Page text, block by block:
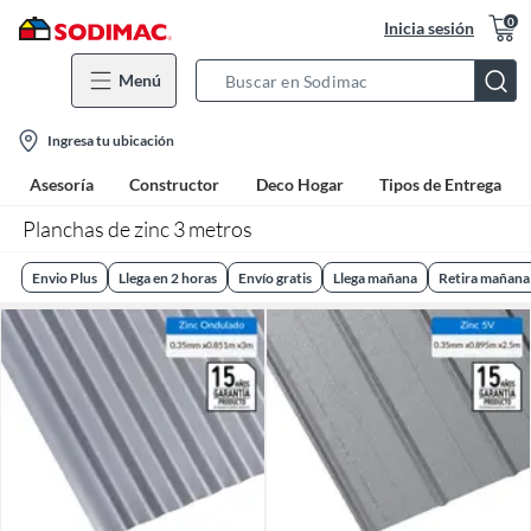
Inicia sesión 0
Menú
Bar
location-
icon
Ingresa tu ubicación
Asesoría Constructor Deco Hogar Tipos de Entrega
Planchas de zinc 3 metros
Envio Plus Llega en 2 horas Envío gratis Llega mañana Retira mañana